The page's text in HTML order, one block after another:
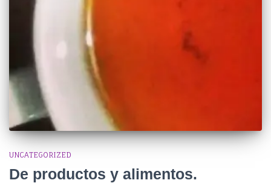
UNCATEGORIZED
De productos y alimentos.